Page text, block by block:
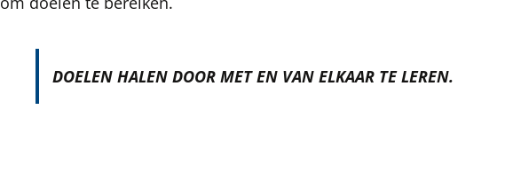
DOELEN HALEN DOOR MET EN VAN ELKAAR TE LEREN.